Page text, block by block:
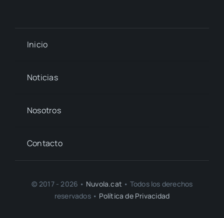
Inicio
Noticias
Nosotros
Contacto
© 2017 - 2026 • Nuvola.cat • Todos los derechos
reservados • Política de Privacidad